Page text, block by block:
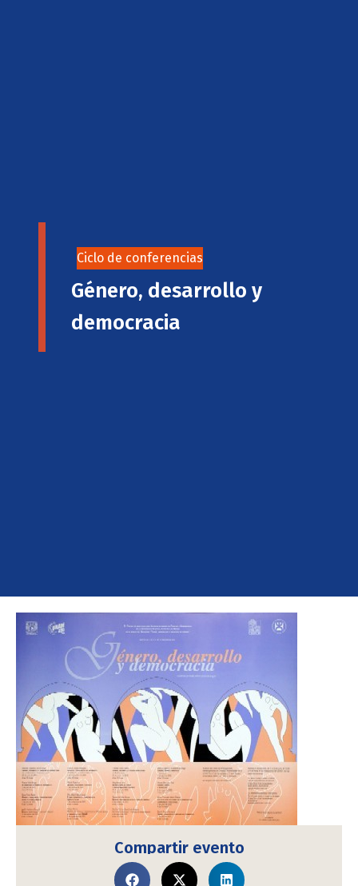
Ciclo de conferencias
Género, desarrollo y
democracia
Compartir evento